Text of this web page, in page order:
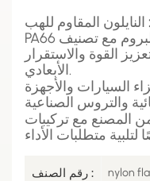
النايلون المقاوم للهب
PA66 القائم على البروم مع تصنيف UL 94 V-0، معزز
بنسبة 20% لتعزيز القوة والاستقرار
الأبعادي.
السيارات والأجهزة
المصنع مع تركيبات
رقم الصنف : nylon